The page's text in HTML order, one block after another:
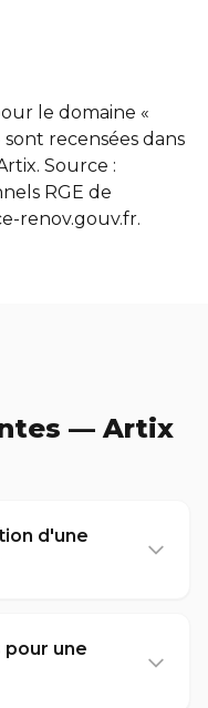
le domaine «
recensées dans
Source :
RGE de
renov.gouv.fr.
— Artix
d'une
pour une